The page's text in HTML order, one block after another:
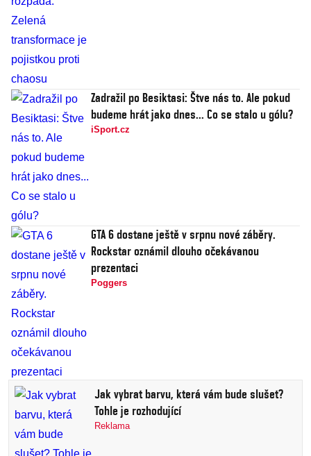
Zadražil po Besiktasi: Štve nás to. Ale pokud
budeme hrát jako dnes... Co se stalo u gólu?
iSport.cz
GTA 6 dostane ještě v srpnu nové záběry.
Rockstar oznámil dlouho očekávanou
prezentaci
Poggers
Jak vybrat barvu, která vám bude slušet?
Tohle je rozhodující
Reklama